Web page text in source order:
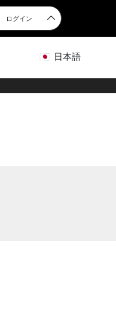
ログイン
日本語